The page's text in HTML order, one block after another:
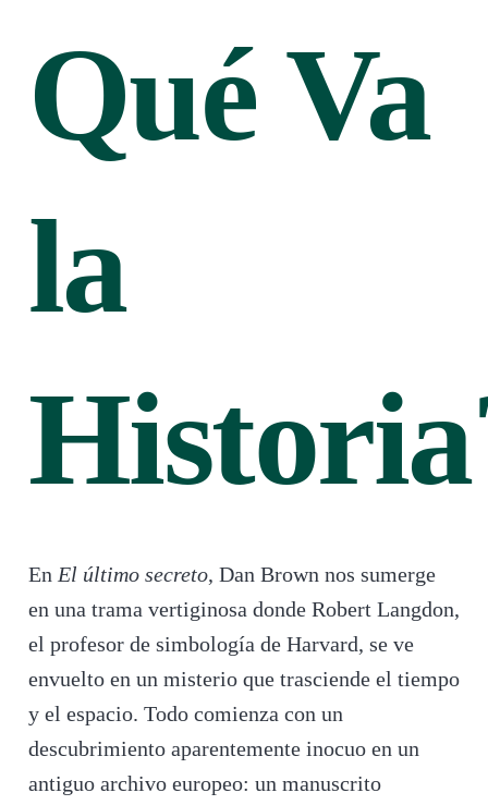
Qué Va
la
En El último secreto, Dan Brown nos sumerge
en una trama vertiginosa donde Robert Langdon,
el profesor de simbología de Harvard, se ve
envuelto en un misterio que trasciende el tiempo
y el espacio. Todo comienza con un
descubrimiento aparentemente inocuo en un
antiguo archivo europeo: un manuscrito